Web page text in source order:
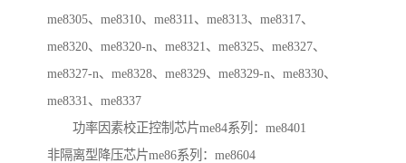
me8305、me8310、me8311、me8313、me8317、
me8320、me8320-n、me8321、me8325、me8327、
me8327-n、me8328、me8329、me8329-n、me8330、
me8331、me8337
功率因素校正控制芯片me84系列：me8401
非隔离型降压芯片me86系列：me8604